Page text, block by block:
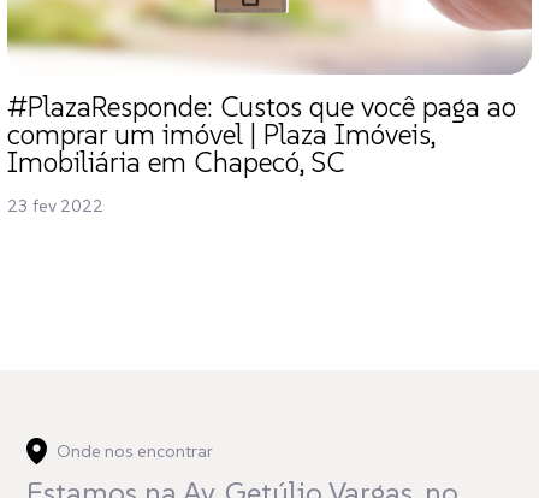
#PlazaResponde: Custos que você paga ao
comprar um imóvel | Plaza Imóveis,
Imobiliária em Chapecó, SC
23 fev 2022
Onde nos encontrar